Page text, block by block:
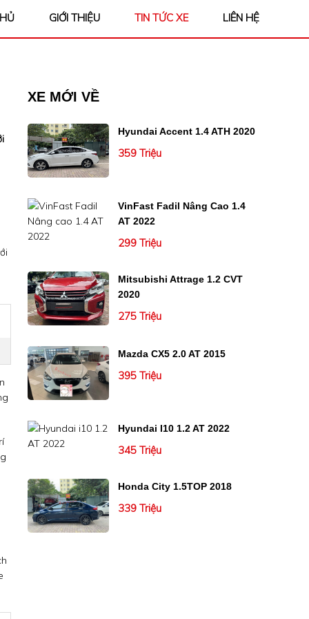
GIỚI THIỆU TIN TỨC XE LIÊN HỆ
XE MỚI VỀ
Hyundai Accent 1.4 ATH 2020
359 Triệu
VinFast Fadil Nâng Cao 1.4
AT 2022
299 Triệu
Mitsubishi Attrage 1.2 CVT
2020
275 Triệu
Mazda CX5 2.0 AT 2015
395 Triệu
Hyundai I10 1.2 AT 2022
345 Triệu
Honda City 1.5TOP 2018
339 Triệu